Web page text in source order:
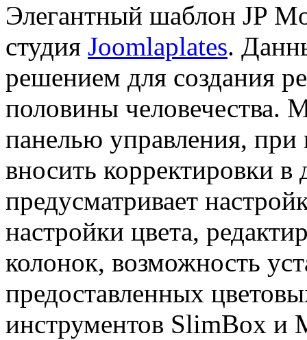
Элегантный шаблон JP
студия Joomlaplates.
решением для создания
половины человечества.
панелью управления,
вносить корректировки
предусматривает
настройки цвета,
колонок, возможность
предоставленных
инструментов SlimBox и